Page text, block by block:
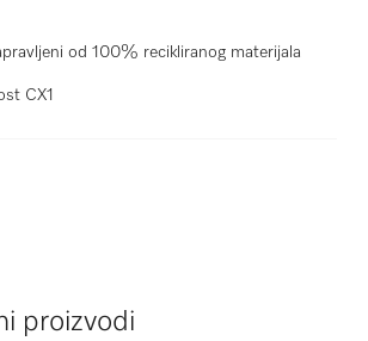
od 100% recikliranog materijala
CX1
proizvodi